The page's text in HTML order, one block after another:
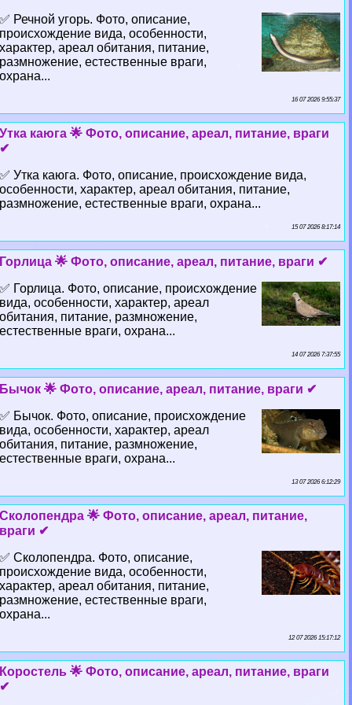
✅ Речной угорь. Фото, описание,
происхождение вида, особенности,
хаpaктер, ареал обитания, питание,
размножение, естественные враги,
охрана...
16 07 2026 9:55:37
Утка каюга 🌟 Фото, описание, ареал, питание, враги
✔
✅ Утка каюга. Фото, описание, происхождение вида,
особенности, хаpaктер, ареал обитания, питание,
размножение, естественные враги, охрана...
15 07 2026 8:17:14
Горлица 🌟 Фото, описание, ареал, питание, враги ✔
✅ Горлица. Фото, описание, происхождение
вида, особенности, хаpaктер, ареал
обитания, питание, размножение,
естественные враги, охрана...
14 07 2026 7:37:55
Бычок 🌟 Фото, описание, ареал, питание, враги ✔
✅ Бычок. Фото, описание, происхождение
вида, особенности, хаpaктер, ареал
обитания, питание, размножение,
естественные враги, охрана...
13 07 2026 6:12:29
Сколопендра 🌟 Фото, описание, ареал, питание,
враги ✔
✅ Сколопендра. Фото, описание,
происхождение вида, особенности,
хаpaктер, ареал обитания, питание,
размножение, естественные враги,
охрана...
12 07 2026 15:17:12
Коростель 🌟 Фото, описание, ареал, питание, враги
✔